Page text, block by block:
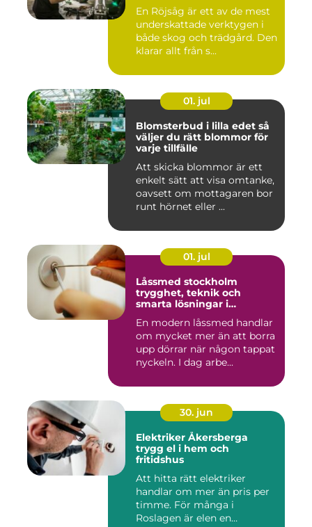
En Röjsåg är ett av de mest
underskattade verktygen i
både skog och trädgård. Den
klarar allt från s...
01. jul
Blomsterbud i lilla edet så
väljer du rätt blommor för
varje tillfälle
Att skicka blommor är ett
enkelt sätt att visa omtanke,
oavsett om mottagaren bor
runt hörnet eller ...
01. jul
Låssmed stockholm
trygghet, teknik och
smarta lösningar i
En modern låssmed handlar
om mycket mer än att borra
upp dörrar när någon tappat
nyckeln. I dag arbe...
30. jun
Elektriker Åkersberga
trygg el i hem och
fritidshus
Att hitta rätt elektriker
handlar om mer än pris per
timme. För många i
Roslagen är elen en